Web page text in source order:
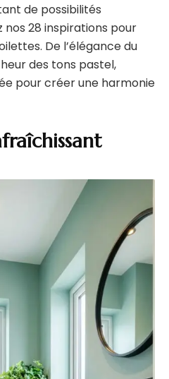
de possibilités
nos 28 inspirations pour
De l’élégance du
des tons pastel,
pour créer une harmonie